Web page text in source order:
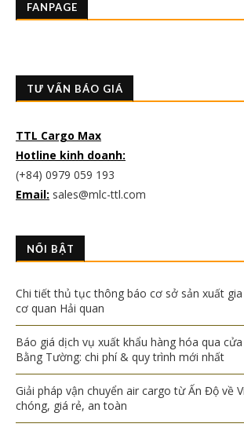
FANPAGE
TƯ VẤN BÁO GIÁ
TTL Cargo Max
Hotline kinh doanh:
(+84) 0979 059 193
Email: sales@mlc-ttl.com
NỔI BẬT
Chi tiết thủ tục thông báo cơ sở sản xuất gia
cơ quan Hải quan
Báo giá dịch vụ xuất khẩu hàng hóa qua
Bằng Tường: chi phí & quy trình mới nhất
Giải pháp vận chuyển air cargo từ Ấn Độ về
chóng, giá rẻ, an toàn